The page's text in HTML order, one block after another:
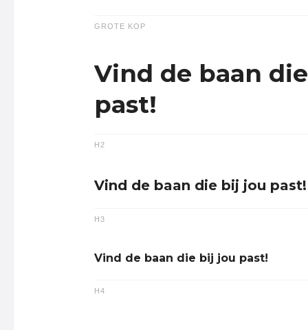
GROTE KOP
Vind de baan
past!
H2
Vind de baan die bij jou past!
H3
Vind de baan die bij jou past!
H4